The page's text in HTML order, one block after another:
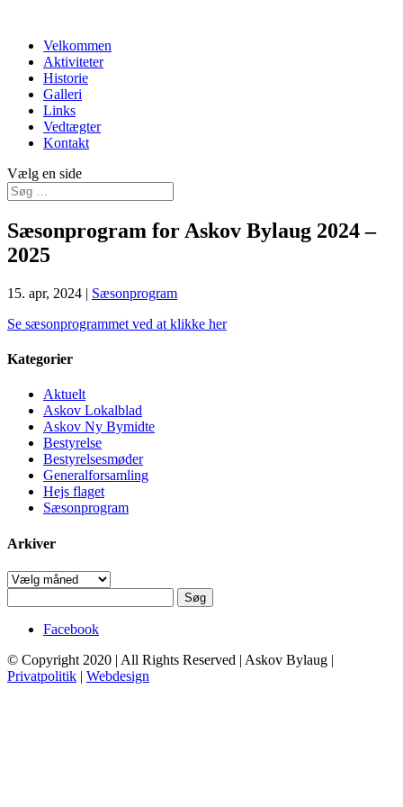
Velkommen
Aktiviteter
Historie
Galleri
Links
Vedtægter
Kontakt
Vælg en side
Sæsonprogram for Askov Bylaug 2024 –
2025
15. apr, 2024 | Sæsonprogram
Se sæsonprogrammet ved at klikke her
Kategorier
Aktuelt
Askov Lokalblad
Askov Ny Bymidte
Bestyrelse
Bestyrelsesmøder
Generalforsamling
Hejs flaget
Sæsonprogram
Arkiver
Arkiver
efter:
Facebook
© Copyright 2020 | All Rights Reserved | Askov Bylaug |
Privatpolitik | Webdesign